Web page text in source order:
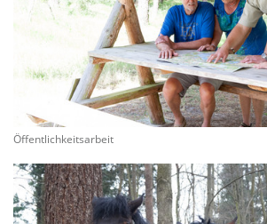
Öffentlichkeitsarbeit